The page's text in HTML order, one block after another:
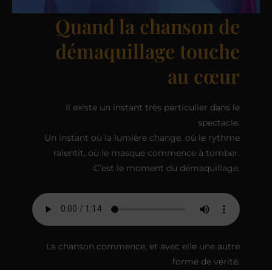
Quand la chanson de
démaquillage touche
au cœur
Il existe un instant très particulier dans le
spectacle.
Un instant où la lumière change, où le rythme
ralentit, où le masque commence à tomber.
C’est le moment du démaquillage.
La chanson commence, et avec elle une autre
forme de vérité.